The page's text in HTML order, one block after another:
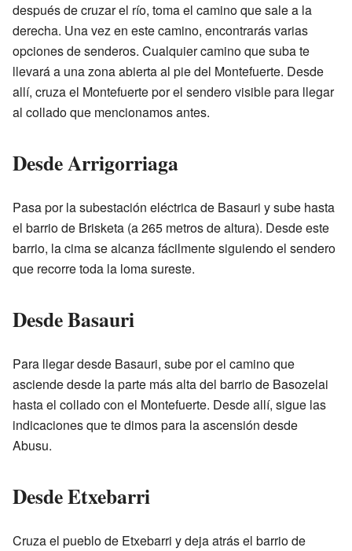
después de cruzar el río, toma el camino que sale a la
derecha. Una vez en este camino, encontrarás varias
opciones de senderos. Cualquier camino que suba te
llevará a una zona abierta al pie del Montefuerte. Desde
allí, cruza el Montefuerte por el sendero visible para llegar
al collado que mencionamos antes.
Desde Arrigorriaga
Pasa por la subestación eléctrica de Basauri y sube hasta
el barrio de Brisketa (a 265 metros de altura). Desde este
barrio, la cima se alcanza fácilmente siguiendo el sendero
que recorre toda la loma sureste.
Desde Basauri
Para llegar desde Basauri, sube por el camino que
asciende desde la parte más alta del barrio de Basozelai
hasta el collado con el Montefuerte. Desde allí, sigue las
indicaciones que te dimos para la ascensión desde
Abusu.
Desde Etxebarri
Cruza el pueblo de Etxebarri y deja atrás el barrio de